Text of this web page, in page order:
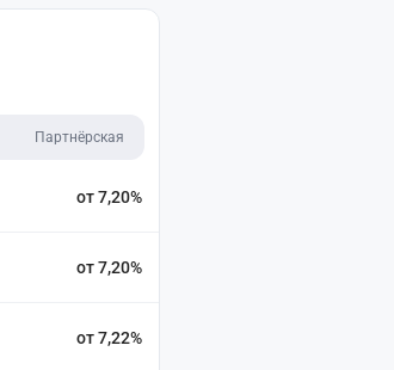
Партнёрская
от 7,20%
от 7,20%
от 7,22%